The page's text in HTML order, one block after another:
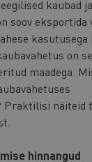
kaubad
soov
on
maadega.
Praktilisi näiteid
hinnangud